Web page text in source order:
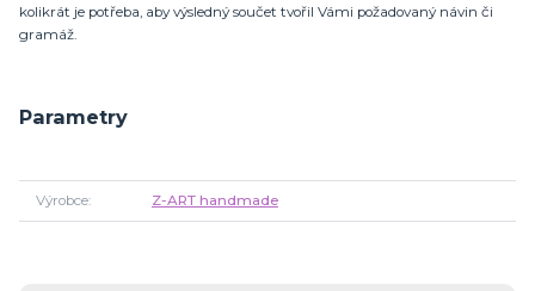
kolikrát je potřeba, aby výsledný součet tvořil Vámi požadovaný návin či
gramáž.
Parametry
Výrobce Z-ART handmade